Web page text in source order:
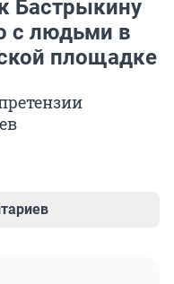
Бастрыкину
с людьми в
площадке